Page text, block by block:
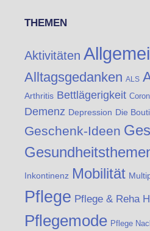
THEMEN
Aktivitäten
Alltagsgedanken ALS
Arthritis Bettlägerigkeit
Demenz Depression Die
Geschenk-Ideen
Inkontinenz Mobilität
Pflege Pflege & Reha
Pflegemode Pflege